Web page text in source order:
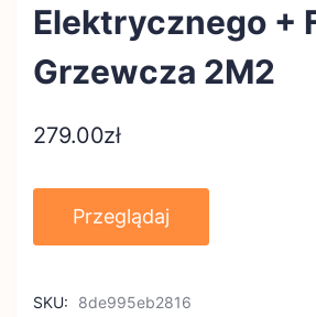
Elektrycznego +
Grzewcza 2M2
279.00zł
Przeglądaj
SKU: 8de995eb2816